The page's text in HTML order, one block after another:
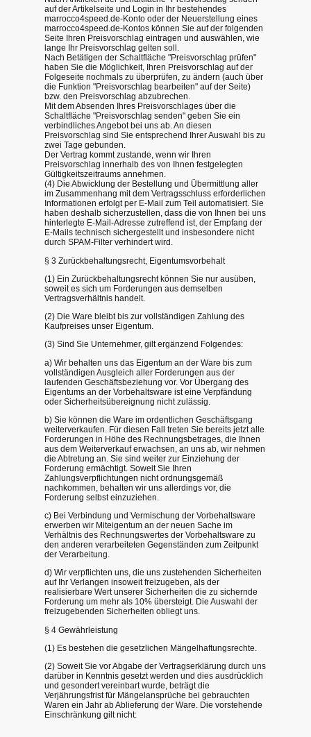
auf der Artikelseite und Login in Ihr bestehendes
marrocco4speed.de-Konto oder der Neuerstellung eines
marrocco4speed.de-Kontos können Sie auf der folgenden
Seite Ihren Preisvorschlag eintragen und auswählen, wie
lange Ihr Preisvorschlag gelten soll.
Nach Betätigen der Schaltfläche "Preisvorschlag prüfen"
haben Sie die Möglichkeit, Ihren Preisvorschlag auf der
Folgeseite nochmals zu überprüfen, zu ändern (auch über
die Funktion "Preisvorschlag bearbeiten" auf der Seite)
bzw. den Preisvorschlag abzubrechen.
Mit dem Absenden Ihres Preisvorschlages über die
Schaltfläche "Preisvorschlag senden" geben Sie ein
verbindliches Angebot bei uns ab. An diesen
Preisvorschlag sind Sie entsprechend Ihrer Auswahl bis zu
zwei Tage gebunden.
Der Vertrag kommt zustande, wenn wir Ihren
Preisvorschlag innerhalb des von Ihnen festgelegten
Gültigkeitszeitraums annehmen.
(4) Die Abwicklung der Bestellung und Übermittlung aller
im Zusammenhang mit dem Vertragsschluss erforderlichen
Informationen erfolgt per E-Mail zum Teil automatisiert. Sie
haben deshalb sicherzustellen, dass die von Ihnen bei uns
hinterlegte E-Mail-Adresse zutreffend ist, der Empfang der
E-Mails technisch sichergestellt und insbesondere nicht
durch SPAM-Filter verhindert wird.
§ 3 Zurückbehaltungsrecht, Eigentumsvorbehalt
(1) Ein Zurückbehaltungsrecht können Sie nur ausüben,
soweit es sich um Forderungen aus demselben
Vertragsverhältnis handelt.
(2) Die Ware bleibt bis zur vollständigen Zahlung des
Kaufpreises unser Eigentum.
(3) Sind Sie Unternehmer, gilt ergänzend Folgendes:
a) Wir behalten uns das Eigentum an der Ware bis zum
vollständigen Ausgleich aller Forderungen aus der
laufenden Geschäftsbeziehung vor. Vor Übergang des
Eigentums an der Vorbehaltsware ist eine Verpfändung
oder Sicherheitsübereignung nicht zulässig.
b) Sie können die Ware im ordentlichen Geschäftsgang
weiterverkaufen. Für diesen Fall treten Sie bereits jetzt alle
Forderungen in Höhe des Rechnungsbetrages, die Ihnen
aus dem Weiterverkauf erwachsen, an uns ab, wir nehmen
die Abtretung an. Sie sind weiter zur Einziehung der
Forderung ermächtigt. Soweit Sie Ihren
Zahlungsverpflichtungen nicht ordnungsgemäß
nachkommen, behalten wir uns allerdings vor, die
Forderung selbst einzuziehen.
c) Bei Verbindung und Vermischung der Vorbehaltsware
erwerben wir Miteigentum an der neuen Sache im
Verhältnis des Rechnungswertes der Vorbehaltsware zu
den anderen verarbeiteten Gegenständen zum Zeitpunkt
der Verarbeitung.
d) Wir verpflichten uns, die uns zustehenden Sicherheiten
auf Ihr Verlangen insoweit freizugeben, als der
realisierbare Wert unserer Sicherheiten die zu sichernde
Forderung um mehr als 10% übersteigt. Die Auswahl der
freizugebenden Sicherheiten obliegt uns.
§ 4 Gewährleistung
(1) Es bestehen die gesetzlichen Mängelhaftungsrechte.
(2) Soweit Sie vor Abgabe der Vertragserklärung durch uns
darüber in Kenntnis gesetzt werden und dies ausdrücklich
und gesondert vereinbart wurde, beträgt die
Verjährungsfrist für Mängelansprüche bei gebrauchten
Waren ein Jahr ab Ablieferung der Ware. Die vorstehende
Einschränkung gilt nicht: